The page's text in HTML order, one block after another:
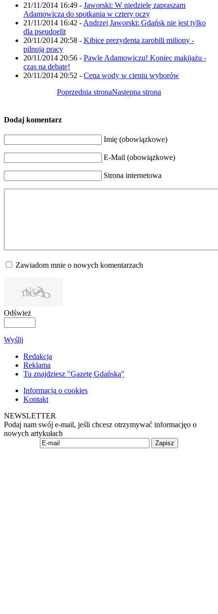
21/11/2014 16:49 - Jaworski: W niedzielę zapraszam
Adamowicza do spotkania w cztery oczy
21/11/2014 16:42 - Andrzej Jaworski: Gdańsk nie jest tylko
dla pseudoelit
20/11/2014 20:58 - Kibice prezydenta zarobili miliony -
pilnują pracy
20/11/2014 20:56 - Pawle Adamowiczu! Koniec makijażu -
czas na debatę!
20/11/2014 20:52 - Cena wody w cieniu wyborów
Poprzednia stronaNastępna strona
Dodaj komentarz
Imię (obowiązkowe)
E-Mail (obowiązkowe)
Strona internetowa
Zawiadom mnie o nowych komentarzach
Odśwież
Wyślij
Redakcja
Reklama
Tu znajdziesz "Gazetę Gdańską"
Informacja o cookies
Kontakt
NEWSLETTER
Podaj nam swój e-mail, jeśli chcesz otrzymywać informacjęo o
nowych artykułach
Zapisz